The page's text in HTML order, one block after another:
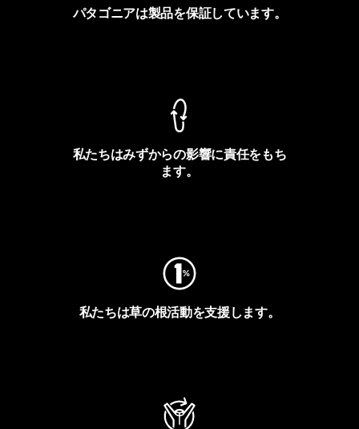
パタゴニアは製品を保証しています。
私たちはみずからの影響に責任をもち
ます。
私たちは草の根活動を支援します。